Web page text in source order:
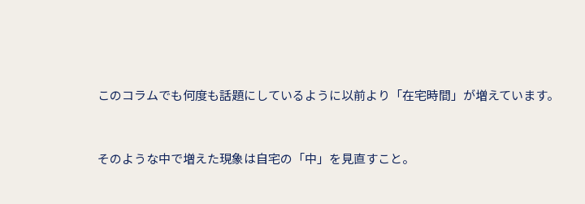
このコラムでも何度も話題にしているように以前より「在宅時間」が増えています。
そのような中で増えた現象は自宅の「中」を見直すこと。